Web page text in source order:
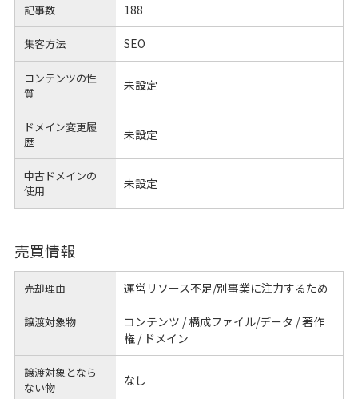
記事数 188
集客方法 SEO
コンテンツの性
質
未設定
ドメイン変更履
歴
未設定
中古ドメインの
使用
未設定
売買情報
売却理由 運営リソース不足/別事業に注力するため
譲渡対象物
コンテンツ / 構成ファイル/データ / 著作
権 / ドメイン
譲渡対象となら
ない物
なし